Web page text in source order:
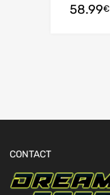
58.99€
CONTACT